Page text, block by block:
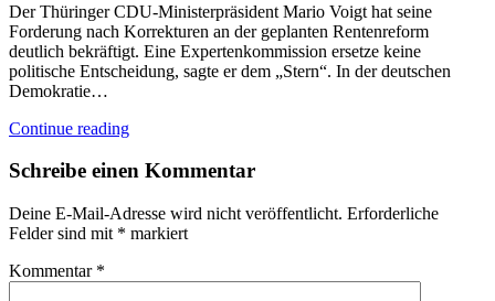
Der Thüringer CDU-Ministerpräsident Mario Voigt hat seine
Forderung nach Korrekturen an der geplanten Rentenreform
deutlich bekräftigt. Eine Expertenkommission ersetze keine
politische Entscheidung, sagte er dem „Stern“. In der deutschen
Demokratie…
Continue reading
Schreibe einen Kommentar
Deine E-Mail-Adresse wird nicht veröffentlicht. Erforderliche
Felder sind mit * markiert
Kommentar *